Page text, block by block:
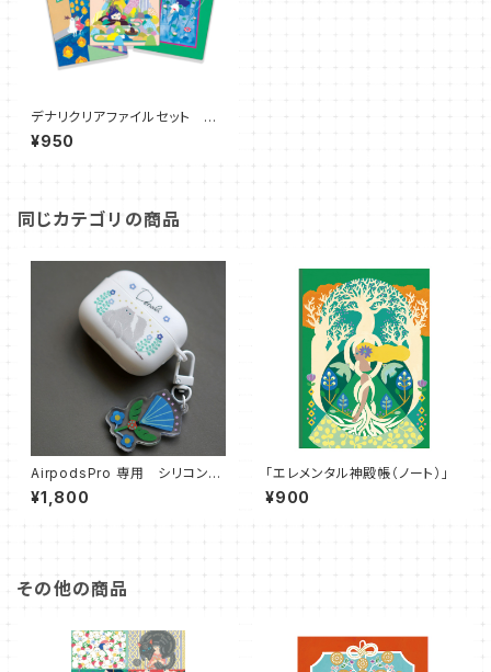
デナリクリアファイルセット Cl
ear FIles
¥950
同じカテゴリの商品
AirpodsPro 専用 シリコンケ
ース
¥1,800
「エレメンタル神殿帳（ノート）」
¥900
その他の商品